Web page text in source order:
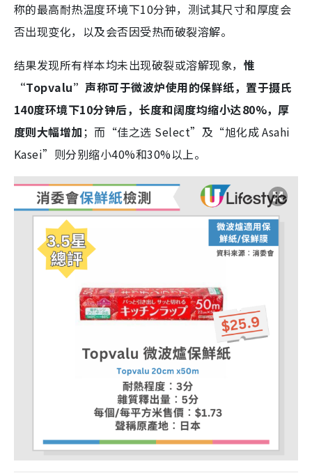
称的最高耐热温度环境下10分钟，测试其尺寸和厚度会
否出现变化，以及会否因受热而破裂溶解。
结果发现所有样本均未出现破裂或溶解现象， 惟
“Topvalu”声称可于微波炉使用的保鲜纸，置于摄氏
140度环境下10分钟后，长度和阔度均缩小达80%，厚
度则大幅增加 ；而“佳之选 Select”及“旭化成 Asahi
Kasei”则分别缩小40%和30%以上。